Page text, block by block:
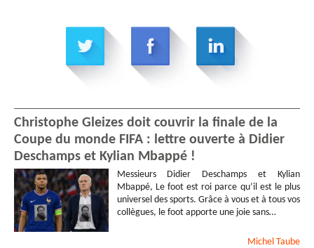
Christophe Gleizes doit couvrir la finale de la
Coupe du monde FIFA : lettre ouverte à Didier
Deschamps et Kylian Mbappé !
Messieurs Didier Deschamps et Kylian
Mbappé, Le foot est roi parce qu’il est le plus
universel des sports. Grâce à vous et à tous vos
collègues, le foot apporte une joie sans…
Michel Taube